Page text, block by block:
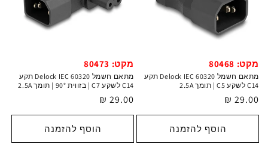
מקט: 80468
מתאם חשמל Delock IEC 60320 תקע
C14 לשקע C5 | תומך 2.5A
מחיר
רגיל
29.00 ₪
הוסף להזמנה
מקט: 80473
מתאם חשמל Delock IEC 60320 תקע
C14 לשקע C7 | בזווית 90° | תומך 2.5A
מחיר
רגיל
29.00 ₪
הוסף להזמנה